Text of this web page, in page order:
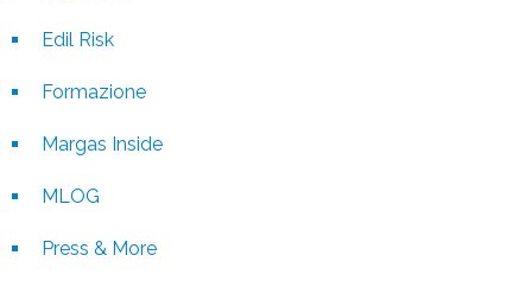
Edil Risk
Formazione
Margas Inside
MLOG
Press & More